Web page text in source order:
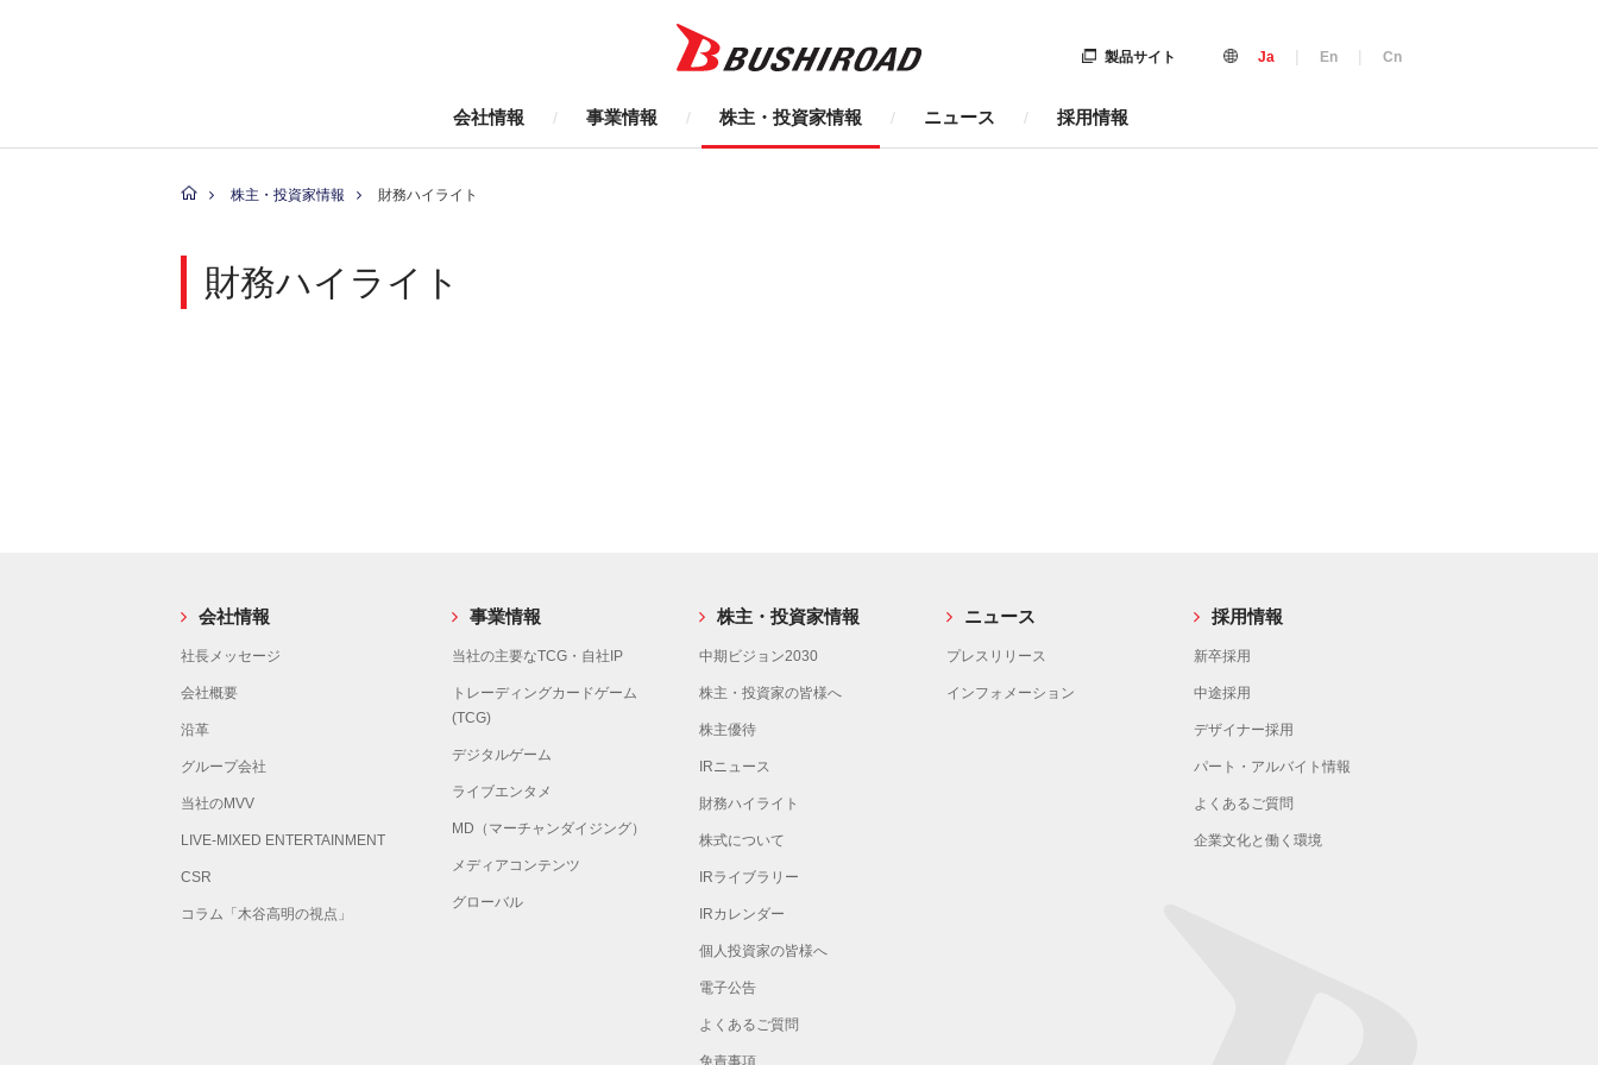
製品サイト Ja | En | Cn
会社情報 事業情報 株主・投資家情報 ニュース 採用情報
株主・投資家情報 財務ハイライト
財務ハイライト
会社情報
社長メッセージ
会社概要
沿革
グループ会社
当社のMVV
LIVE-MIXED ENTERTAINMENT
CSR
コラム「木谷高明の視点」
事業情報
当社の主要なTCG・自社IP
トレーディングカードゲーム
(TCG)
デジタルゲーム
ライブエンタメ
MD（マーチャンダイジング）
メディアコンテンツ
グローバル
株主・投資家情報
中期ビジョン2030
株主・投資家の皆様へ
株主優待
IRニュース
財務ハイライト
株式について
IRライブラリー
IRカレンダー
個人投資家の皆様へ
電子公告
よくあるご質問
免責事項
ニュース
プレスリリース
インフォメーション
採用情報
新卒採用
中途採用
デザイナー採用
パート・アルバイト情報
よくあるご質問
企業文化と働く環境